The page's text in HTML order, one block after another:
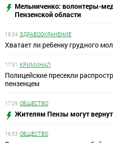
Мельниченко: волонтеры-
Пензенской области
18:34 ЗДРАВООХРАНЕНИЕ
Хватает ли ребенку грудного
17:51 КРИМИНАЛ
Полицейские пресекли
пензенцем
17:29 ОБЩЕСТВО
Жителям Пензы могут
16:53 ОБЩЕСТВО